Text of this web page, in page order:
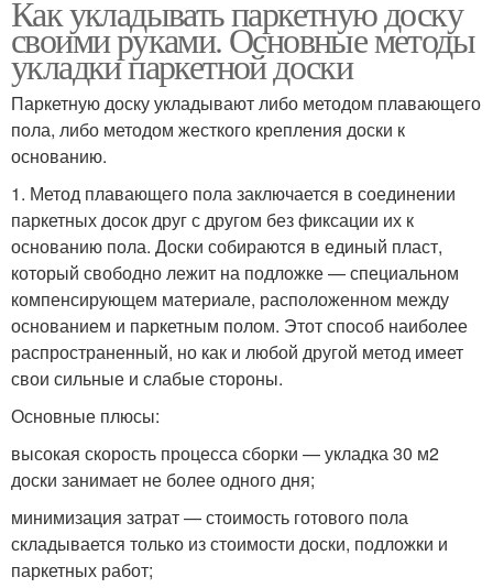
Как укладывать паркетную доску
своими руками. Основные методы
укладки паркетной доски
Паркетную доску укладывают либо методом плавающего
пола, либо методом жесткого крепления доски к
основанию.
1. Метод плавающего пола заключается в соединении
паркетных досок друг с другом без фиксации их к
основанию пола. Доски собираются в единый пласт,
который свободно лежит на подложке — специальном
компенсирующем материале, расположенном между
основанием и паркетным полом. Этот способ наиболее
распространенный, но как и любой другой метод имеет
свои сильные и слабые стороны.
Основные плюсы:
высокая скорость процесса сборки — укладка 30 м2
доски занимает не более одного дня;
минимизация затрат — стоимость готового пола
складывается только из стоимости доски, подложки и
паркетных работ;